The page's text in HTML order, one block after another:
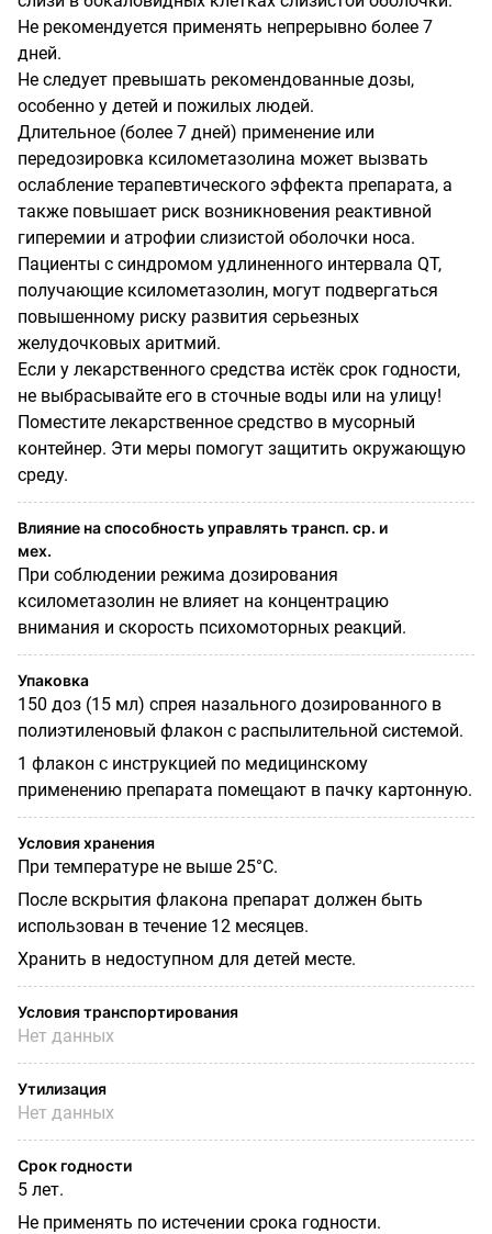
Не рекомендуется применять непрерывно более 7
дней.
Не следует превышать рекомендованные дозы,
особенно у детей и пожилых людей.
Длительное (более 7 дней) применение или
передозировка ксилометазолина может вызвать
ослабление терапевтического эффекта препарата, а
также повышает риск возникновения реактивной
гиперемии и атрофии слизистой оболочки носа.
Пациенты с синдромом удлиненного интервала QT,
получающие ксилометазолин, могут подвергаться
повышенному риску развития серьезных
желудочковых аритмий.
Если у лекарственного средства истёк срок годности,
не выбрасывайте его в сточные воды или на улицу!
Поместите лекарственное средство в мусорный
контейнер. Эти меры помогут защитить окружающую
среду.
Влияние на способность управлять трансп. ср. и
мех.
При соблюдении режима дозирования
ксилометазолин не влияет на концентрацию
внимания и скорость психомоторных реакций.
Упаковка
150 доз (15 мл) спрея назального дозированного в
полиэтиленовый флакон с распылительной системой.
1 флакон с инструкцией по медицинскому
применению препарата помещают в пачку картонную.
Условия хранения
При температуре не выше 25°С.
После вскрытия флакона препарат должен быть
использован в течение 12 месяцев.
Хранить в недоступном для детей месте.
Условия транспортирования
Нет данных
Утилизация
Нет данных
Срок годности
5 лет.
Не применять по истечении срока годности.